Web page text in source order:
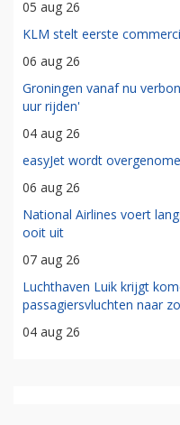
05 aug 26
KLM stelt eerste
06 aug 26
Groningen vanaf nu
uur rijden'
04 aug 26
easyJet wordt
06 aug 26
National Airlines voert
ooit uit
07 aug 26
Luchthaven Luik krijgt
passagiersvluchten naar
04 aug 26